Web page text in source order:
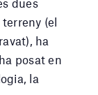
dues
(el
ha
posat en
la